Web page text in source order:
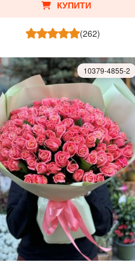
КУПИТИ
(262)
10379-4855-2